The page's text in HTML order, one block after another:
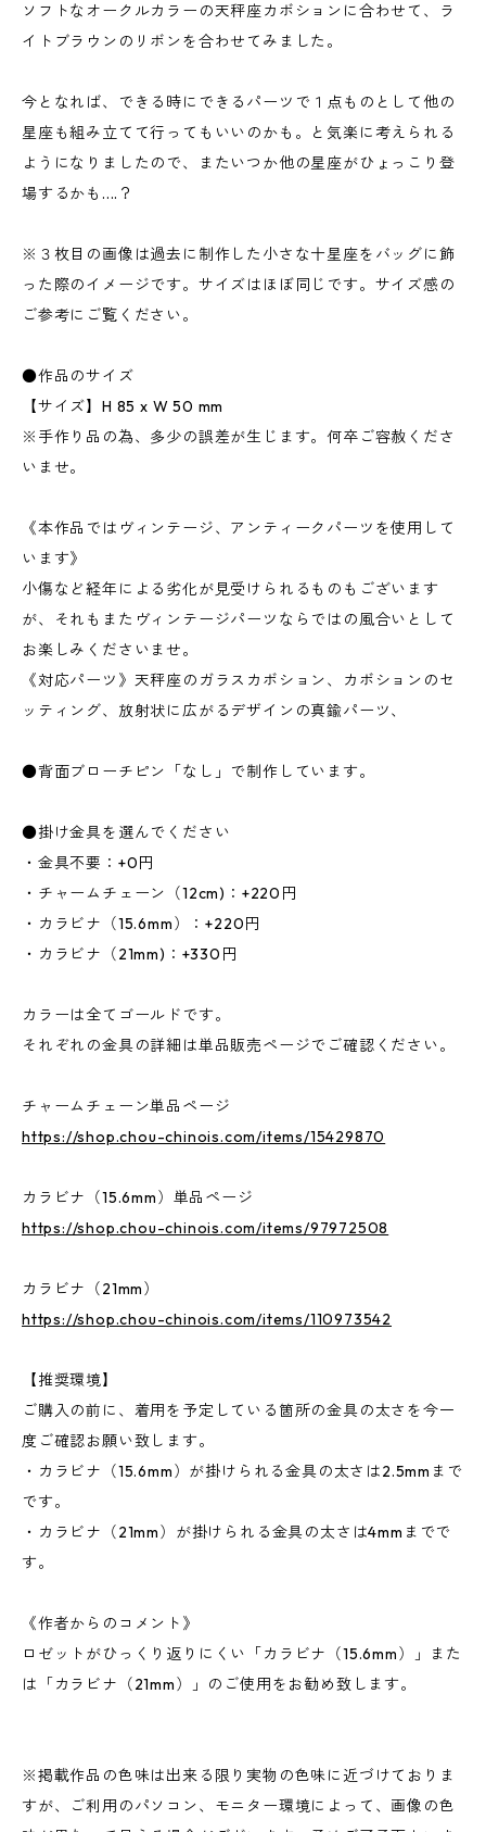
ソフトなオークルカラーの天秤座カボションに合わせて、ラ
イトブラウンのリボンを合わせてみました。
今となれば、できる時にできるパーツで１点ものとして他の
星座も組み立てて行ってもいいのかも。と気楽に考えられる
ようになりましたので、またいつか他の星座がひょっこり登
場するかも....？
※３枚目の画像は過去に制作した小さな十星座をバッグに飾
った際のイメージです。サイズはほぼ同じです。サイズ感の
ご参考にご覧ください。
●作品のサイズ
【サイズ】H 85 x W 50 mm
※手作り品の為、多少の誤差が生じます。何卒ご容赦くださ
いませ。
《本作品ではヴィンテージ、アンティークパーツを使用して
います》
小傷など経年による劣化が見受けられるものもございます
が、それもまたヴィンテージパーツならではの風合いとして
お楽しみくださいませ。
《対応パーツ》天秤座のガラスカボション、カボションのセ
ッティング、放射状に広がるデザインの真鍮パーツ、
●背面ブローチピン「なし」で制作しています。
●掛け金具を選んでください
・金具不要：+0円
・チャームチェーン（12cm)：+220円
・カラビナ（15.6mm）：+220円
・カラビナ（21mm)：+330円
カラーは全てゴールドです。
それぞれの金具の詳細は単品販売ページでご確認ください。
チャームチェーン単品ページ
https://shop.chou-chinois.com/items/15429870
カラビナ（15.6mm）単品ページ
https://shop.chou-chinois.com/items/97972508
カラビナ（21mm）
https://shop.chou-chinois.com/items/110973542
【推奨環境】
ご購入の前に、着用を予定している箇所の金具の太さを今一
度ご確認お願い致します。
・カラビナ（15.6mm）が掛けられる金具の太さは2.5mmまで
です。
・カラビナ（21mm）が掛けられる金具の太さは4mmまでで
す。
《作者からのコメント》
ロゼットがひっくり返りにくい「カラビナ（15.6mm）」また
は「カラビナ（21mm）」のご使用をお勧め致します。
※掲載作品の色味は出来る限り実物の色味に近づけておりま
すが、ご利用のパソコン、モニター環境によって、画像の色